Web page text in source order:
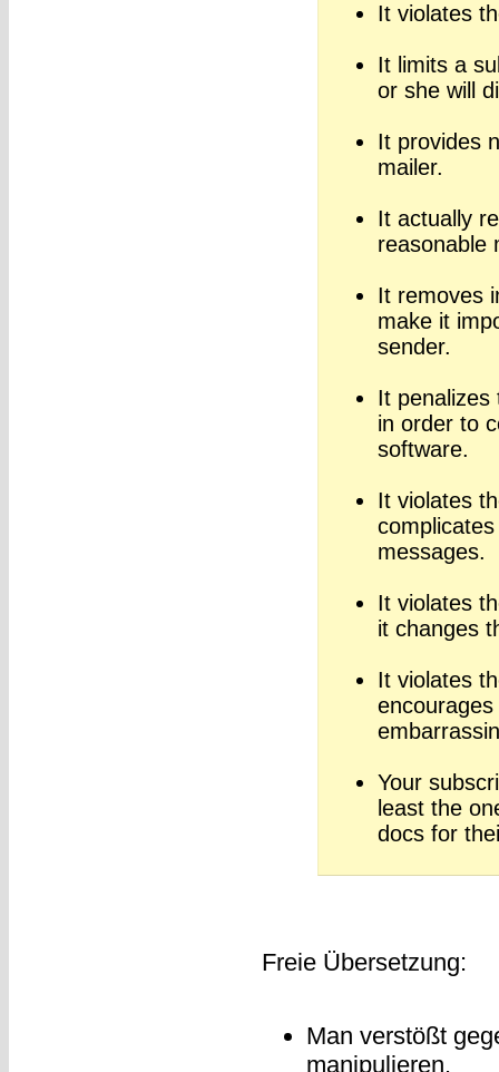
It violates
It limits a
or she will
It provides
mailer.
It actually
reasonable
It removes
make it
sender.
It penalizes
in order to
software.
It violates
messages.
It violates
it changes
It violates
Your
least the
docs for
Freie Übersetzung:
Man verstößt
manipulieren.